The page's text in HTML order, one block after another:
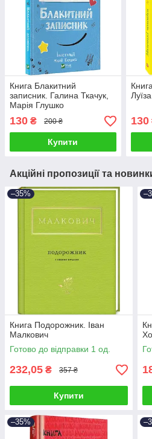
Книга Блакитний
записник. Галина Ткачук,
Марія Глушко
130 ₴ 200 ₴
Купити
130
Акційні пропозиції та
–35%
Книга Подорожник. Іван
Малкович
Готово до відправки 1 од.
232,05 ₴ 357 ₴
Купити
–35%